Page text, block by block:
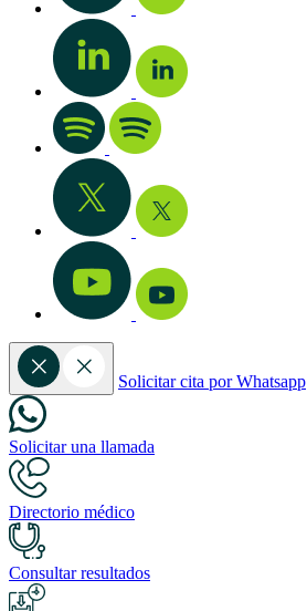
Solicitar cita por Whatsapp
Solicitar una llamada
Directorio médico
Consultar resultados